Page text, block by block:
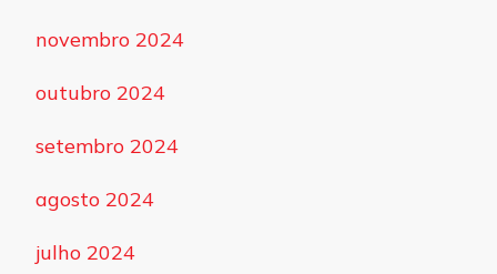
novembro 2024
outubro 2024
setembro 2024
agosto 2024
julho 2024